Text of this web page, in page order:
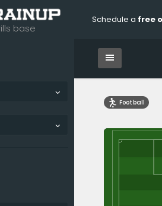
base
Schedule a free
Football